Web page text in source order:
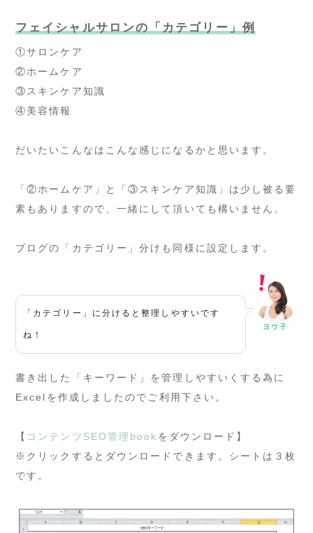
フェイシャルサロンの「カテゴリー」例
①サロンケア
②ホームケア
③スキンケア知識
④美容情報
だいたいこんなはこんな感じになるかと思います。
「②ホームケア」と「③スキンケア知識」は少し被る要
素もありますので、一緒にして頂いても構いません。
ブログの「カテゴリー」分けも同様に設定します。
「カテゴリー」に分けると整理しやすいです
ね！
ヨウ子
書き出した「キーワード」を管理しやすいくする為に
Excelを作成しましたのでご利用下さい。
【 コンテンツSEO管理book をダウンロード】
※クリックするとダウンロードできます。シートは３枚
です。